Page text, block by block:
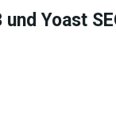
Yoast